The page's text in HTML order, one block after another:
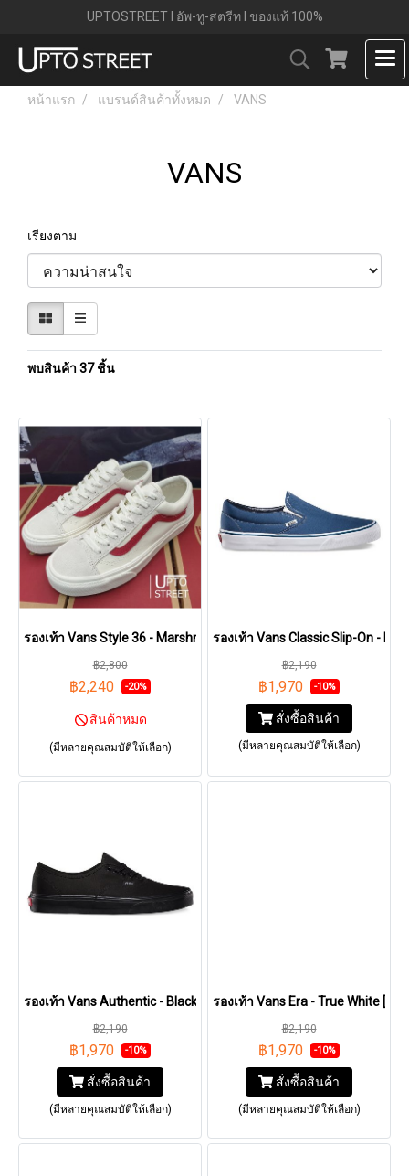
UPTOSTREET l อัพ-ทู-สตรีท l ของแท้ 100%
หน้าแรก แบรนด์สินค้าทั้งหมด VANS
VANS
เรียงตาม
พบสินค้า 37 ชิ้น
รองเท้า Vans Style 36 - Marshmallow/Racing Red [VN0A3DZ3OXS]
฿2,800
฿2,240 -20%
สินค้าหมด
(มีหลายคุณสมบัติให้เลือก)
รองเท้า Vans Classic Slip-On -
฿2,190
฿1,970 -10%
สั่งซื้อสินค้า
(มีหลายคุณสมบัติให้เลือก)
รองเท้า Vans Authentic - Black/Black [VN000EE3BKA]
฿2,190
฿1,970 -10%
สั่งซื้อสินค้า
(มีหลายคุณสมบัติให้เลือก)
รองเท้า Vans Era - True White
฿2,190
฿1,970 -10%
สั่งซื้อสินค้า
(มีหลายคุณสมบัติให้เลือก)